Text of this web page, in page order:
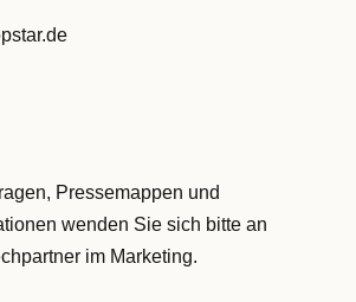
Pressemappen und
wenden Sie sich bitte an
im Marketing.